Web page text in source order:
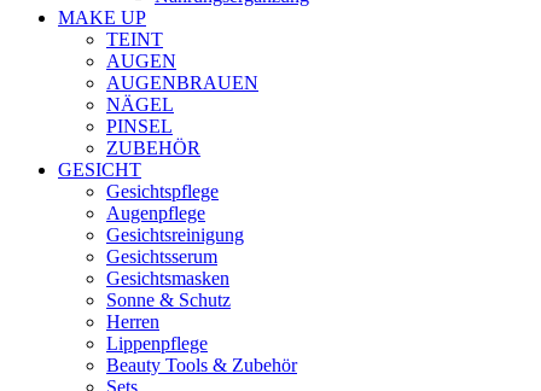
MAKE UP
TEINT
AUGEN
AUGENBRAUEN
NÄGEL
PINSEL
ZUBEHÖR
GESICHT
Gesichtspflege
Augenpflege
Gesichtsreinigung
Gesichtsserum
Gesichtsmasken
Sonne & Schutz
Herren
Lippenpflege
Beauty Tools & Zubehör
Sets